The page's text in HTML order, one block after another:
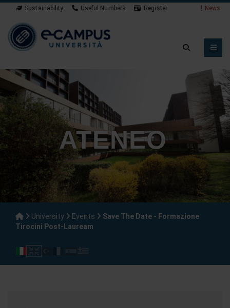
Sustainability Useful Numbers Register News
ATENEO
University Events
Save The Date - Formazione
Tirocini Post-Lauream